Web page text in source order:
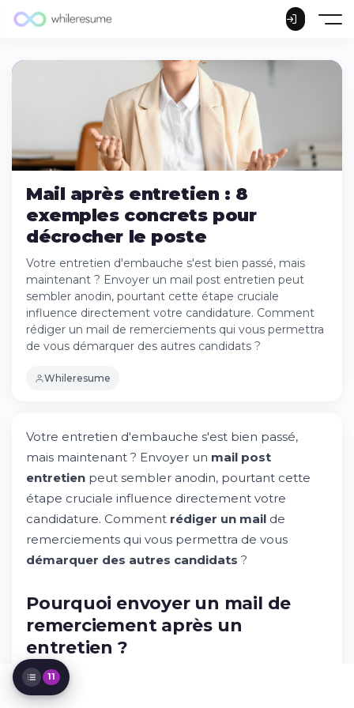
Mail après entretien : 8
exemples concrets pour
décrocher le poste
Votre entretien d'embauche s'est bien passé, mais
maintenant ? Envoyer un mail post entretien peut
sembler anodin, pourtant cette étape cruciale
influence directement votre candidature. Comment
rédiger un mail de remerciements qui vous permettra
de vous démarquer des autres candidats ?
Whileresume
Pourquoi envoyer un mail de remerciement
après un entretien ?
Comment rédiger un mail de remerciement
? Le timing parfait
À qui adresser votre message de
Structure et éléments essentiels pour
selon votre situation
Comment exprimer sa motivation de
Comment faire bonne impression avec
votre mail de remerciement ?
Mail de relance : quand et comment
rebondir ?
Quels modèles de mail utiliser selon votre
situation ?
mails
FAQ : Réponses aux questions les plus
fréquentes
11
Votre entretien d'embauche s'est bien passé,
mais maintenant ? Envoyer un mail post
entretien peut sembler anodin, pourtant cette
étape cruciale influence directement votre
candidature. Comment rédiger un mail de
remerciements qui vous permettra de vous
démarquer des autres candidats ?
Pourquoi envoyer un mail de
remerciement après un
entretien ?
L'envoi d'un
un entretien